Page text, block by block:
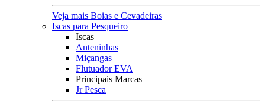
Veja mais Boias e Cevadeiras
Iscas para Pesqueiro
Iscas
Anteninhas
Miçangas
Flutuador EVA
Principais Marcas
Jr Pesca